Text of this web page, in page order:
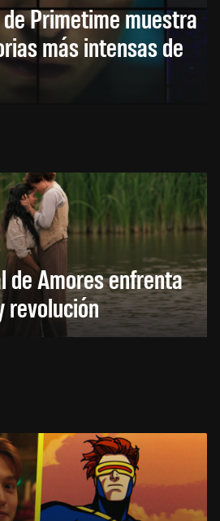
Primetime muestra
más intensas de
de Amores enfrenta
revolución